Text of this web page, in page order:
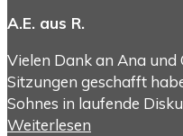
A.E. aus R.
Vielen Dank an Ana und
Sitzungen geschafft
Sohnes in laufende
Weiterlesen